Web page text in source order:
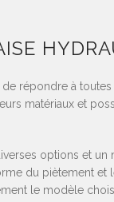
répondre à
matériaux et
options et un
du piètement
le modèle